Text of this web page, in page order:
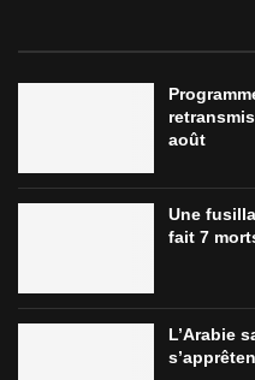
août
Une
fait 7
L’Arabie